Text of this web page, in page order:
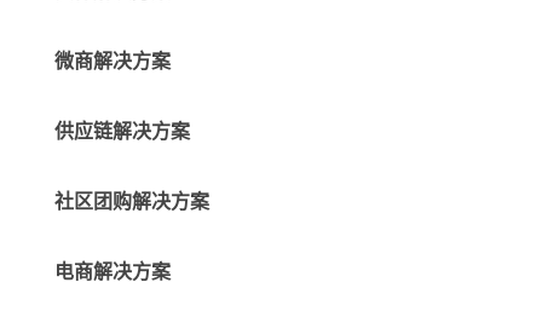
微商解决方案
供应链解决方案
社区团购解决方案
电商解决方案